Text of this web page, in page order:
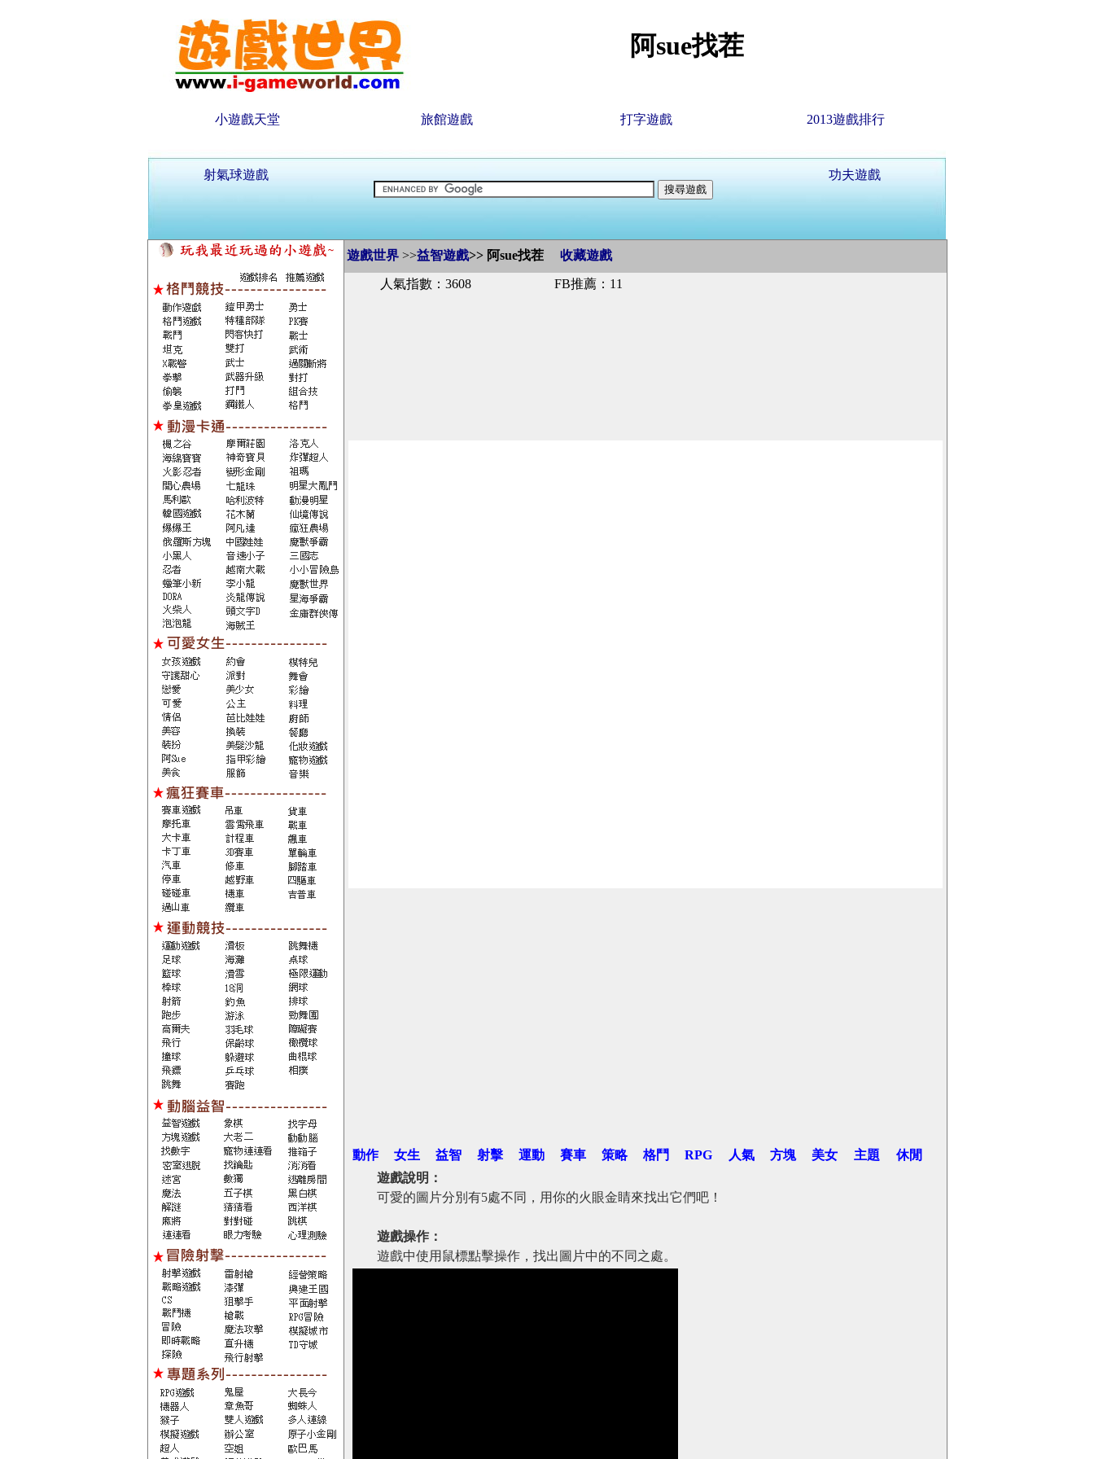
阿sue找茬
小遊戲天堂 旅館遊戲 打字遊戲 2013遊戲排行
射氣球遊戲 功夫遊戲
遊戲世界 >>益智遊戲>>阿sue找茬 收藏遊戲
人氣指數：3608 FB推薦：11
動作 女生 益智 射擊 運動 賽車 策略 格鬥 RPG 人氣 方塊 美女 主題
休閒
遊戲說明：
可愛的圖片分別有5處不同，用你的火眼金睛來找出它們吧！
遊戲操作：
遊戲中使用鼠標點擊操作，找出圖片中的不同之處。